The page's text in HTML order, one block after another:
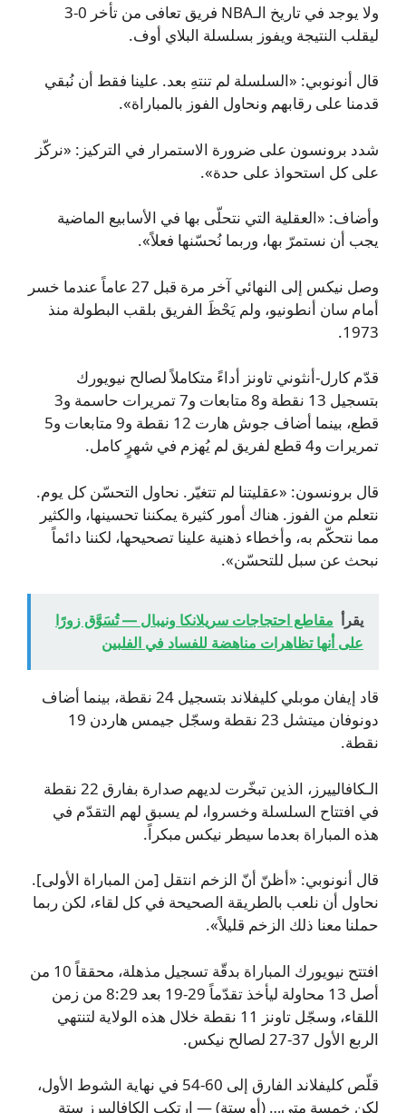
ولا يوجد في تاريخ الـNBA فريق تعافى من تأخر 0-3
ليقلب النتيجة ويفوز بسلسلة البلاي أوف.
قال أنونوبي: «السلسلة لم تنتهِ بعد. علينا فقط أن نُبقي
قدمنا على رقابهم ونحاول الفوز بالمباراة».
شدد برونسون على ضرورة الاستمرار في التركيز: «نركّز
على كل استحواذ على حدة».
وأضاف: «العقلية التي نتحلّى بها في الأسابيع الماضية
يجب أن نستمرّ بها، وربما نُحسّنها فعلاً».
وصل نيكس إلى النهائي آخر مرة قبل 27 عاماً عندما خسر
أمام سان أنطونيو، ولم يَحْظَ الفريق بلقب البطولة منذ
1973.
قدّم كارل-أنثوني تاونز أداءً متكاملاً لصالح نيويورك
بتسجيل 13 نقطة و8 متابعات و7 تمريرات حاسمة و3
قطع، بينما أضاف جوش هارت 12 نقطة و9 متابعات و5
تمريرات و4 قطع لفريق لم يُهزم في شهرٍ كامل.
قال برونسون: «عقليتنا لم تتغيّر. نحاول التحسّن كل يوم.
نتعلم من الفوز. هناك أمور كثيرة يمكننا تحسينها، والكثير
مما نتحكّم به، وأخطاء ذهنية علينا تصحيحها، لكننا دائماً
نبحث عن سبل للتحسّن».
يقرأ مقاطع احتجاجات سريلانكا ونيبال — تُسَوَّق زورًا
على أنها تظاهرات مناهضة للفساد في الفلبين
قاد إيفان موبلي كليفلاند بتسجيل 24 نقطة، بينما أضاف
دونوفان ميتشل 23 نقطة وسجّل جيمس هاردن 19
نقطة.
الـكافالييرز، الذين تبخّرت لديهم صدارة بفارق 22 نقطة
في افتتاح السلسلة وخسروا، لم يسبق لهم التقدّم في
هذه المباراة بعدما سيطر نيكس مبكراً.
قال أنونوبي: «أظنّ أنّ الزخم انتقل [من المباراة الأولى].
نحاول أن نلعب بالطريقة الصحيحة في كل لقاء، لكن ربما
حملنا معنا ذلك الزخم قليلاً».
افتتح نيويورك المباراة بدقّة تسجيل مذهلة، محققاً 10 من
أصل 13 محاولة ليأخذ تقدّماً 29-19 بعد 8:29 من زمن
اللقاء، وسجّل تاونز 11 نقطة خلال هذه الولاية لتنتهي
الربع الأول 37-27 لصالح نيكس.
قلّص كليفلاند الفارق إلى 60-54 في نهاية الشوط الأول،
لكن خمسة متى… (أو ستة) — ارتكب الكافالييرز ستة